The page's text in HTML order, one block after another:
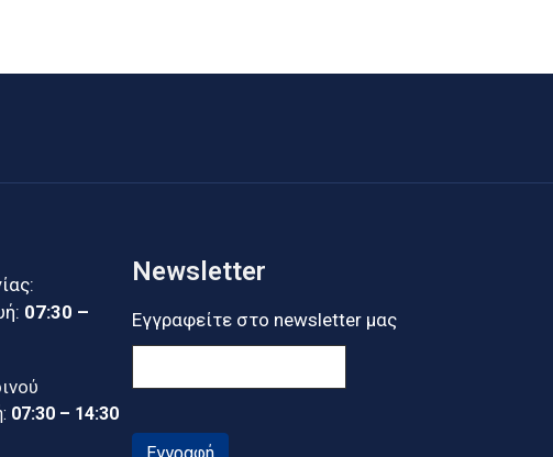
07:30 –
07:30 – 14:30
Newsletter
Εγγραφείτε στο newsletter μας